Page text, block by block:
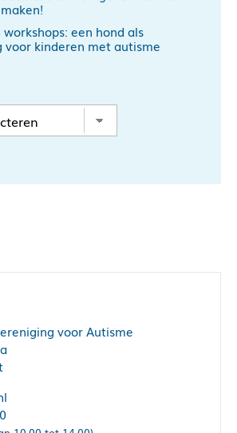
workshops: een hond als
voor kinderen met autisme
voor Autisme